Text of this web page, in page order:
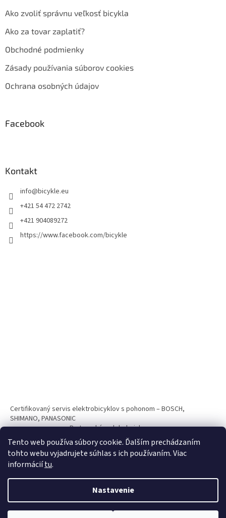
Tento web používa súbory cookie. Ďalším prechádzaním
tohto webu vyjadrujete súhlas s ich používaním. Viac
informáciítu.
Nastavenie
Ako zvoliť správnu veľkosť bicykla
Ako za tovar zaplatiť?
Obchodné podmienky
Zásady používania súborov cookies
Ochrana osobných údajov
Facebook
Kontakt
info@bicykle.eu
+421 54 472 2742
+421 904089272
https://www.facebook.com/bicykle
Certifikovaný servis elektrobicyklov s pohonom – BOSCH,
SHIMANO, PANASONIC
Partnerský web hokejshop.eu
Vytvoril Shoptet